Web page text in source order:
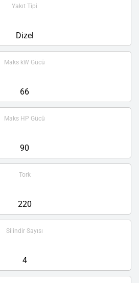
Yakıt Tipi
Dizel
Maks kW Gücü
66
Maks HP Gücü
90
Tork
220
Silindir Sayısı
4